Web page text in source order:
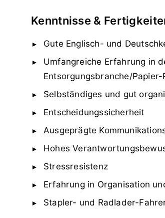
Kenntnisse &
Gute Englisch- und
Umfangreiche Erfahrung in
Entsorgungsbranche/Papier-
Selbständiges und gut
Entscheidungssicherheit
Ausgeprägte
Hohes
Stressresistenz
Erfahrung in Organisation
Stapler- und Radlader-